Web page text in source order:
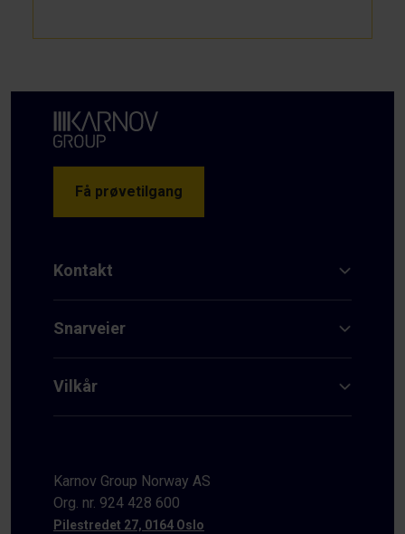
Få prøvetilgang
Kontakt
Snarveier
Vilkår
Karnov Group Norway AS
Org. nr. 924 428 600
Pilestredet 27, 0164 Oslo